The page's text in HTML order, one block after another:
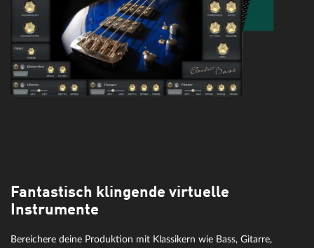
Fantastisch klingende virtuelle
Instrumente
Bereichere deine Produktion mit Klassikern wie Bass, Gitarre,